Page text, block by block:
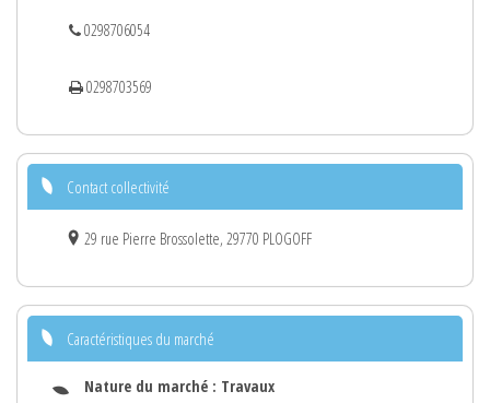
0298706054
0298703569
Contact collectivité
29 rue Pierre Brossolette, 29770 PLOGOFF
Caractéristiques du marché
Nature du marché : Travaux